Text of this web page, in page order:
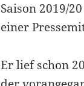
Saison 2019/
einer
Er lief schon